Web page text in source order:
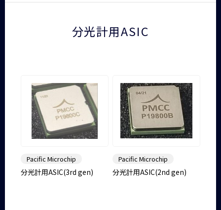
分光計用ASIC
Pacific Microchip
分光計用ASIC(3rd gen)
Pacific Microchip
分光計用ASIC(2nd gen)